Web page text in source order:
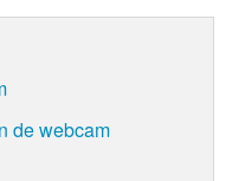
de webcam